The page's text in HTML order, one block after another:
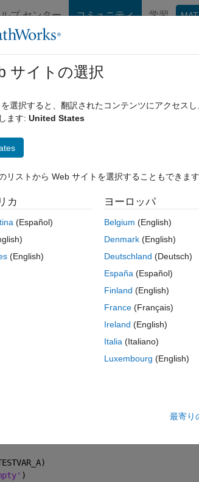
プ センター コミュニティ 学習
Exchange
回答 閲覧 MATLAB に関する FAQ
vars in functions in
月 9
variables to control function behavior to see
the global vars will not be changed during run-
)
サイトの選択
選択すると、翻訳されたコンテンツにアクセス
ます: United States
リストから Web サイトを選択することもできます
カ
(Español)
(English)
ヨーロッパ
Belgium (English)
Denmark (English)
Deutschland (Deutsch)
España (Español)
Finland (English)
France (Français)
Ireland (English)
Italia (Italiano)
Luxembourg (English)
最寄り